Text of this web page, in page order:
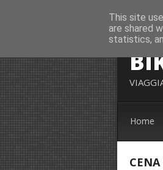
Home
This site
are shared
statistics,